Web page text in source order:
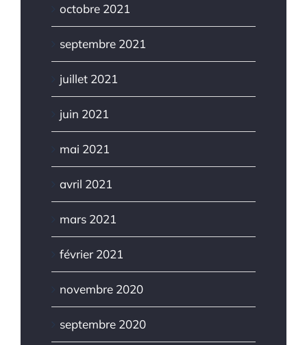
octobre 2021
septembre 2021
juillet 2021
juin 2021
mai 2021
avril 2021
mars 2021
février 2021
novembre 2020
septembre 2020